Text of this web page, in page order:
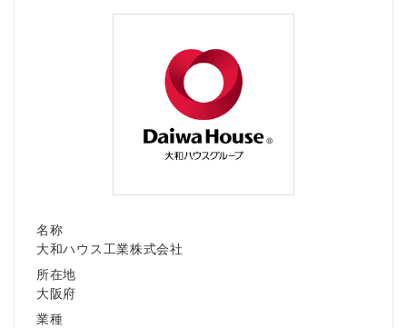
名称
大和ハウス工業株式会社
所在地
大阪府
業種